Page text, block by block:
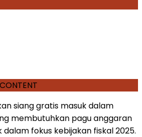
siang gratis masuk dalam
membutuhkan pagu anggaran
fokus kebijakan fiskal 2025.